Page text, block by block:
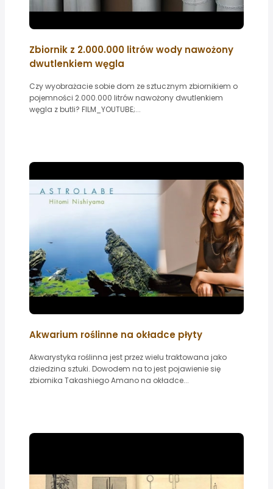
Zbiornik z 2.000.000 litrów wody nawożony
dwutlenkiem węgla
Czy wyobrażacie sobie dom ze sztucznym zbiornikiem o
pojemności 2.000.000 litrów nawożony dwutlenkiem
węgla z butli? FILM_YOUTUBE;...
Akwarium roślinne na okładce płyty
Akwarystyka roślinna jest przez wielu traktowana jako
dziedzina sztuki. Dowodem na to jest pojawienie się
zbiornika Takashiego Amano na okładce...